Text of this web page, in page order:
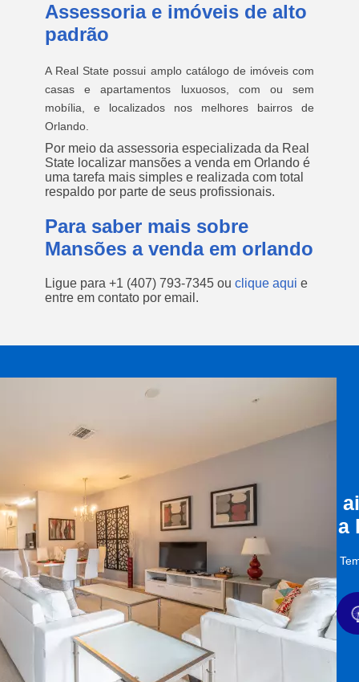
Assessoria e imóveis de alto
padrão
A Real State possui amplo catálogo de imóveis com
casas e apartamentos luxuosos, com ou sem
mobília, e localizados nos melhores bairros de
Orlando.
Por meio da assessoria especializada da Real
State localizar mansões a venda em Orlando é
uma tarefa mais simples e realizada com total
respaldo por parte de seus profissionais.
Para saber mais sobre
Mansões a venda em orlando
Ligue para +1 (407) 793-7345 ou clique aqui e
entre em contato por email.
a